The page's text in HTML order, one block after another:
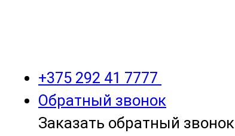
+375 292 41 7777
Обратный звонок
Заказать обратный звонок